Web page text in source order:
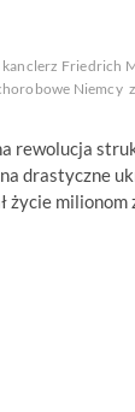
kanclerz Friedrich
Niemcy
rewolucja
drastyczne
życie